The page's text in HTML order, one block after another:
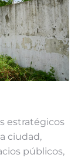
estratégicos
ciudad,
públicos,